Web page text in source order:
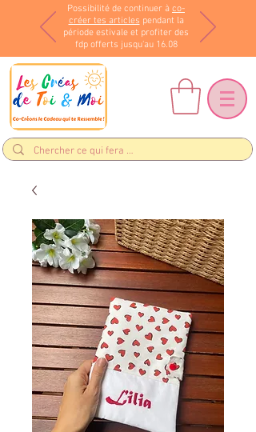
Possibilité de continuer à co-
créer tes articles pendant la
période estivale et profiter des
fdp offerts jusqu'au 16.08